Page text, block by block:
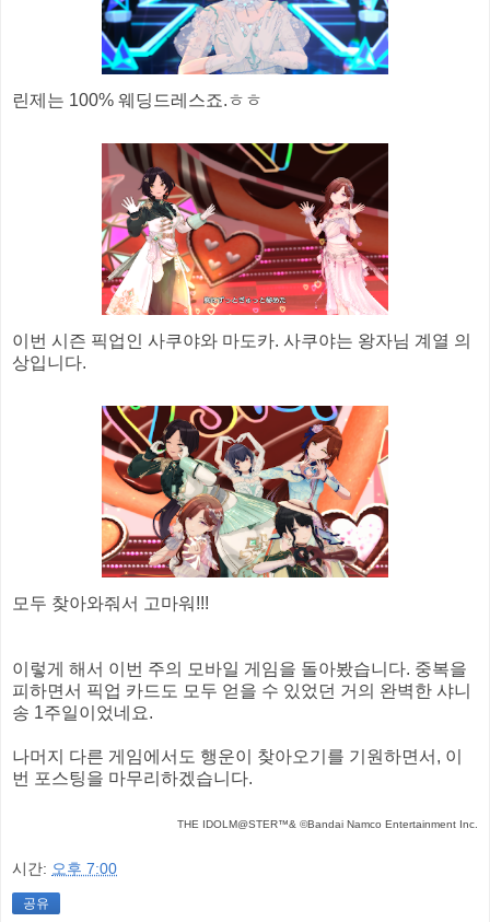
린제는 100% 웨딩드레스죠.ㅎㅎ
이번 시즌 픽업인 사쿠야와 마도카. 사쿠야는 왕자님 계열 의
상입니다.
모두 찾아와줘서 고마워!!!
이렇게 해서 이번 주의 모바일 게임을 돌아봤습니다. 중복을
피하면서 픽업 카드도 모두 얻을 수 있었던 거의 완벽한 샤니
송 1주일이었네요.
나머지 다른 게임에서도 행운이 찾아오기를 기원하면서, 이
번 포스팅을 마무리하겠습니다.
THE IDOLM@STER™& ©Bandai Namco Entertainment Inc.
시간: 오후 7:00
공유